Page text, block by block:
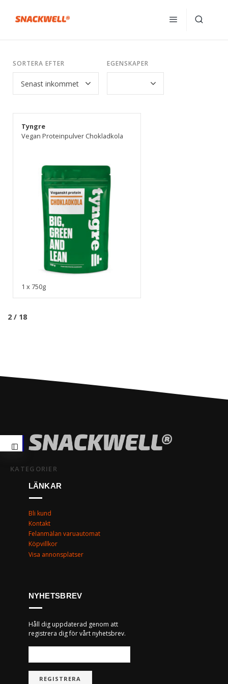
KATEGORIER
SORTERA EFTER EGENSKAPER
Tyngre
Vegan Proteinpulver Chokladkola
1 x 750g
2 / 18
LÄNKAR
Bli kund
Kontakt
Felanmälan varuautomat
Köpvillkor
Visa annonsplatser
NYHETSBREV
Håll dig uppdaterad genom att
registrera dig för vårt nyhetsbrev.
REGISTRERA